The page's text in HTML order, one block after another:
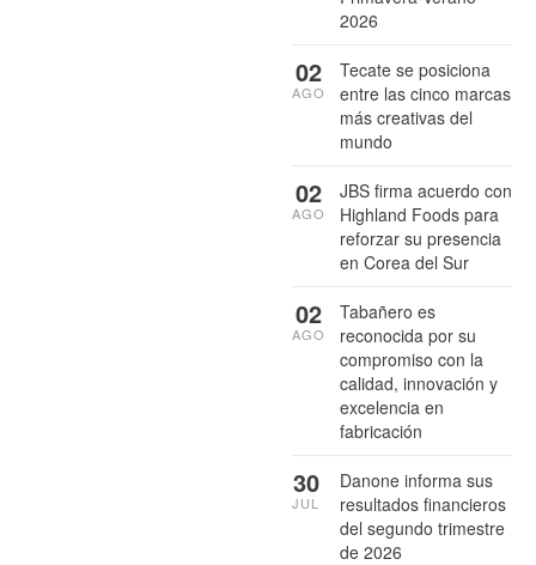
2026
Tecate se posiciona
entre las cinco marcas
más creativas del
mundo
02
AGO
JBS firma acuerdo con
Highland Foods para
reforzar su presencia
en Corea del Sur
02
AGO
Tabañero es
reconocida por su
compromiso con la
calidad, innovación y
excelencia en
fabricación
02
AGO
Danone informa sus
resultados financieros
del segundo trimestre
de 2026
30
JUL